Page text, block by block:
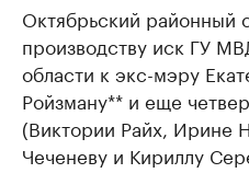
Октябрьский районный
производству иск ГУ
области к экс-мэру
Ройзману** и еще
(Виктории Райх, Ирине
Чеченеву и Кириллу